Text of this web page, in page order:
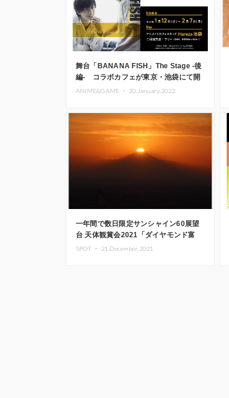
舞台「BANANA FISH」The Stage -後
編- コラボカフェが東京・池袋にて開
催
ANIME&GAME ・ 20.January.2022
一年間で数日限定サンシャイン60展望
台 天体観賞会2021「ダイヤモンド富
士」開催
SPOT ・ 21.December.2021